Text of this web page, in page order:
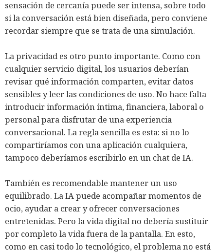
sensación de cercanía puede ser intensa, sobre todo
si la conversación está bien diseñada, pero conviene
recordar siempre que se trata de una simulación.
La privacidad es otro punto importante. Como con
cualquier servicio digital, los usuarios deberían
revisar qué información comparten, evitar datos
sensibles y leer las condiciones de uso. No hace falta
introducir información íntima, financiera, laboral o
personal para disfrutar de una experiencia
conversacional. La regla sencilla es esta: si no lo
compartiríamos con una aplicación cualquiera,
tampoco deberíamos escribirlo en un chat de IA.
También es recomendable mantener un uso
equilibrado. La IA puede acompañar momentos de
ocio, ayudar a crear y ofrecer conversaciones
entretenidas. Pero la vida digital no debería sustituir
por completo la vida fuera de la pantalla. En esto,
como en casi todo lo tecnológico, el problema no está